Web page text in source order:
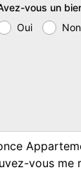
éclairage
vous un
Oui
Non